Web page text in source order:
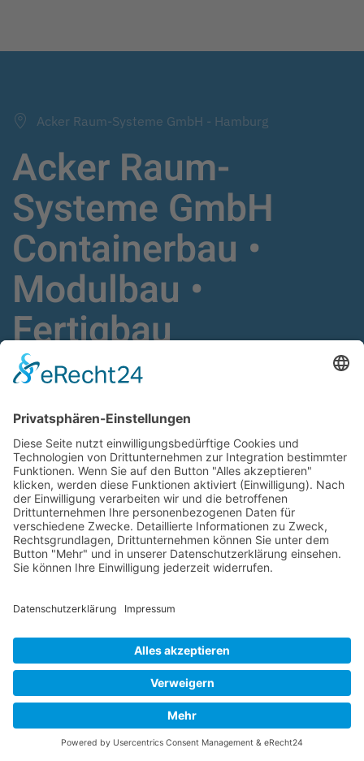
Acker Raum-Systeme GmbH - Hamburg
Acker Raum-
Systeme GmbH
Containerbau •
Modulbau •
Fertigbau
Fertigbau,
Modulgebäude und Containerseit
1992
Kontakt
Acker Raum-Systeme GmbH